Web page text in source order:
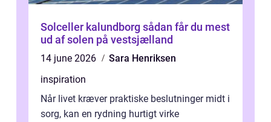
Solceller kalundborg sådan får du mest
ud af solen på vestsjælland
14 june 2026
Sara Henriksen
inspiration
Når livet kræver praktiske beslutninger midt i
sorg, kan en rydning hurtigt virke